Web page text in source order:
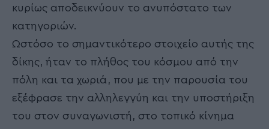
κυρίως αποδεικνύουν το ανυπόστατο των
κατηγοριών.
Ωστόσο το σημαντικότερο στοιχείο αυτής της
δίκης, ήταν το πλήθος του κόσμου από την
πόλη και τα χωριά, που με την παρουσία του
εξέφρασε την αλληλεγγύη και την υποστήριξη
του στον συναγωνιστή, στο τοπικό κίνημα